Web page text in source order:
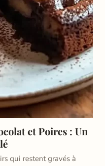
et Poires : Un
qui restent gravés à